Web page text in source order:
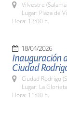
Vilvestre
Lugar: Plaza de
Hora: 13:00 h.
18/04/2026
Inauguración
Ciudad
Ciudad Rodrigo
Lugar: La
Hora: 11:00 h.